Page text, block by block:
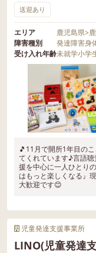
送迎あり
エリア 鹿児島県>
障害種別
発達障害身
受け入れ年齢未就学小学
🎵11月で開所1年目の
てくれています♪言語
援を中心に一人ひとり
はもっと楽しくなる』
大歓迎です😊
児童発達支援事業所
LINO(児童発達